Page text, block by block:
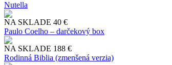
Nutella
NA SKLADE 40 €
Paulo Coelho – darčekový box
NA SKLADE 188 €
Rodinná Biblia (zmenšená verzia)